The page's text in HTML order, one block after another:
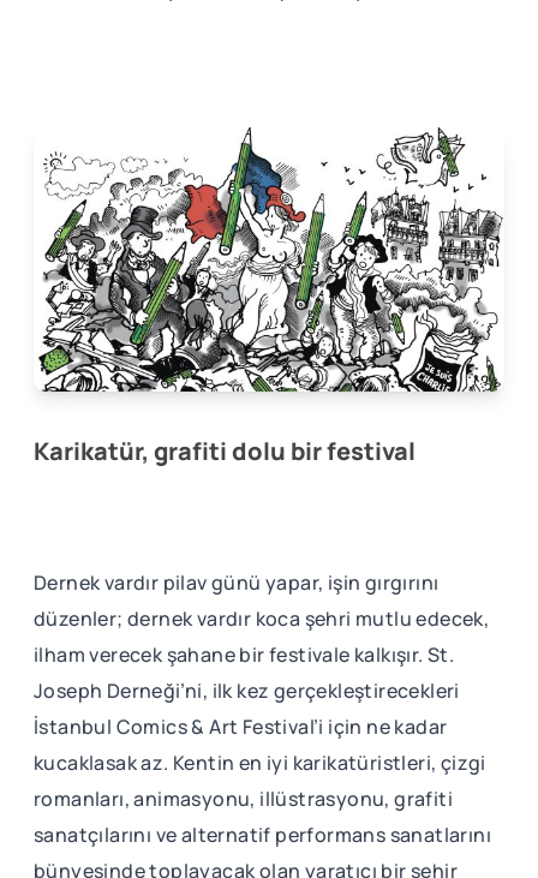
Karikatür, grafiti dolu bir festival
Dernek vardır pilav günü yapar, işin gırgırını
düzenler; dernek vardır koca şehri mutlu edecek,
ilham verecek şahane bir festivale kalkışır. St.
Joseph Derneği’ni, ilk kez gerçekleştirecekleri
İstanbul Comics & Art Festival’i için ne kadar
kucaklasak az. Kentin en iyi karikatüristleri, çizgi
romanları, animasyonu, illüstrasyonu, grafiti
sanatçılarını ve alternatif performans sanatlarını
bünyesinde toplayacak olan yaratıcı bir şehir